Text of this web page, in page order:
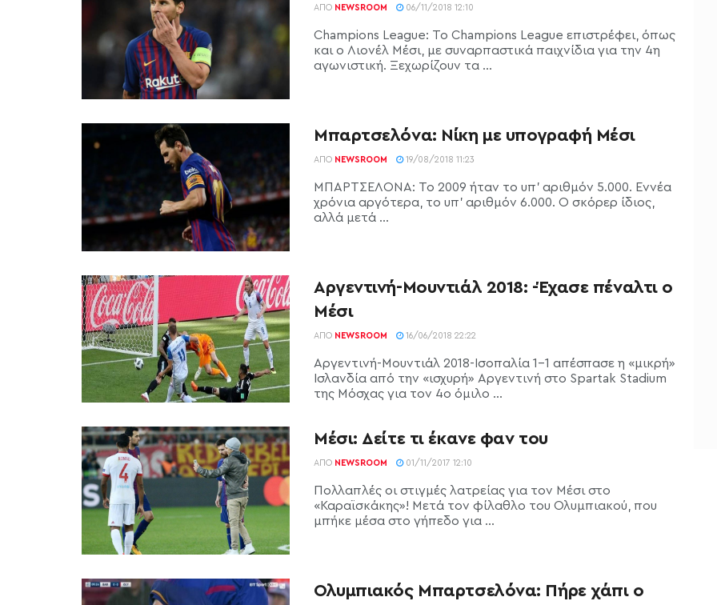
ΑΠΌ NEWSROOM 06/11/2018 12:10
Champions League: Το Champions League επιστρέφει, όπως
και ο Λιονέλ Μέσι, με συναρπαστικά παιχνίδια για την 4η
αγωνιστική. Ξεχωρίζουν τα ...
Μπαρτσελόνα: Νίκη με υπογραφή Μέσι
ΑΠΌ NEWSROOM 19/08/2018 11:23
ΜΠΑΡΤΣΕΛΟΝΑ: Το 2009 ήταν το υπ' αριθμόν 5.000. Εννέα
χρόνια αργότερα, το υπ' αριθμόν 6.000. Ο σκόρερ ίδιος,
αλλά μετά ...
Αργεντινή-Μουντιάλ 2018: -Έχασε πέναλτι ο
Μέσι
ΑΠΌ NEWSROOM 16/06/2018 22:22
Αργεντινή-Μουντιάλ 2018-Ισοπαλία 1-1 απέσπασε η «μικρή»
Ισλανδία από την «ισχυρή» Αργεντινή στο Spartak Stadium
της Μόσχας για τον 4ο όμιλο ...
Μέσι: Δείτε τι έκανε φαν του
ΑΠΌ NEWSROOM 01/11/2017 12:10
Πολλαπλές οι στιγμές λατρείας για τον Μέσι στο
«Καραϊσκάκης»! Μετά τον φίλαθλο του Ολυμπιακού, που
μπήκε μέσα στο γήπεδο για ...
Ολυμπιακός Μπαρτσελόνα: Πήρε χάπι ο